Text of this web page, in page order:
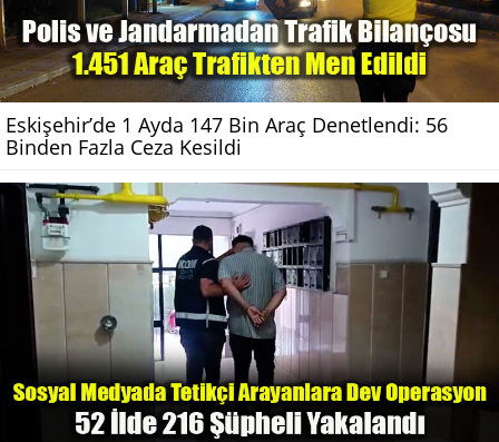
Eskişehir’de 1 Ayda 147 Bin Araç Denetlendi: 56
Binden Fazla Ceza Kesildi